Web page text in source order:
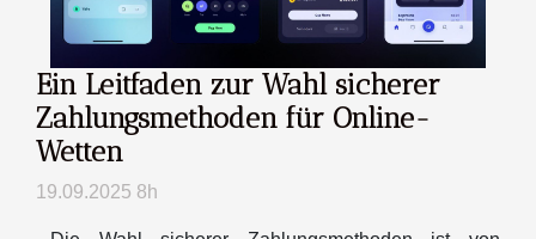
Ein Leitfaden zur Wahl sicherer
Zahlungsmethoden für Online-
Wetten
19.09.2025 8h